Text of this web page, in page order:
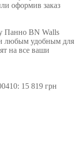
оформив заказ
Панно BN Walls
любым удобным для
на все ваши
15 819 грн